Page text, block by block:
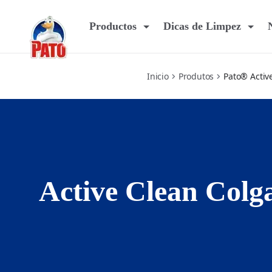
Productos Dicas de Limpez
Inicio Produtos Pato®
Active Clean